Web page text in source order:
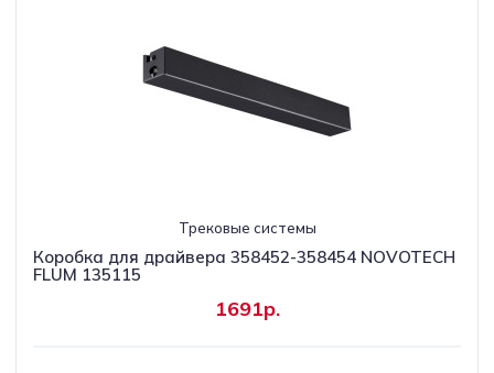
Трековые системы
Коробка для драйвера 358452-358454 NOVOTECH
FLUM 135115
1691р.